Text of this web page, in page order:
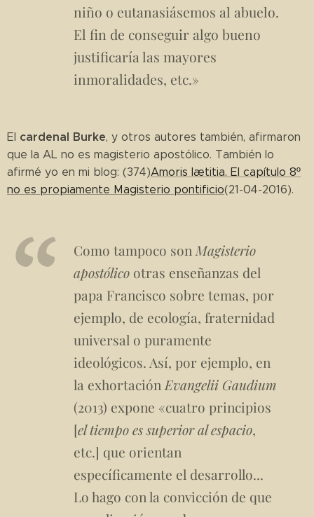
niño o eutanasiásemos al abuelo.
El fin de conseguir algo bueno
justificaría las mayores
inmoralidades, etc.»
El cardenal Burke, y otros autores también, afirmaron
que la AL no es magisterio apostólico. También lo
afirmé yo en mi blog: (374)Amoris lætitia. El capítulo 8º
no es propiamente Magisterio pontificio(21-04-2016).
Como tampoco son Magisterio
apostólico otras enseñanzas del
papa Francisco sobre temas, por
ejemplo, de ecología, fraternidad
universal o puramente
ideológicos. Así, por ejemplo, en
la exhortación Evangelii Gaudium
(2013) expone «cuatro principios
[el tiempo es superior al espacio,
etc.] que orientan
específicamente el desarrollo...
Lo hago con la convicción de que